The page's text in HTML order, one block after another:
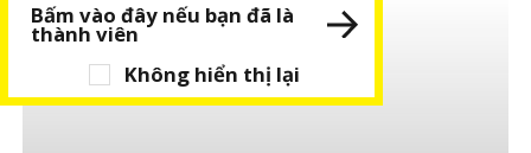
Không hiển thị lại
Bấm vào đây nếu bạn đã là
thành viên